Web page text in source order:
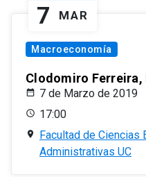
7 MAR
Macroeconomía
Clodomiro Ferreira,
7 de Marzo de 2019
17:00
Facultad de Ciencias
Administrativas UC